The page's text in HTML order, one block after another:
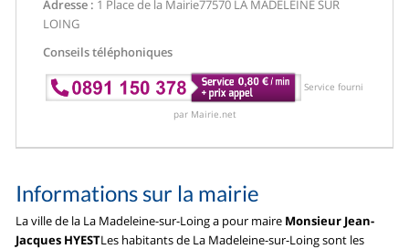
Adresse : 1 Place de la Mairie77570 LA MADELEINE SUR
LOING
Conseils téléphoniques
Service fourni
par Mairie.net
Informations sur la mairie
La ville de la La Madeleine-sur-Loing a pour maire Monsieur Jean-
Jacques HYESTLes habitants de La Madeleine-sur-Loing sont les